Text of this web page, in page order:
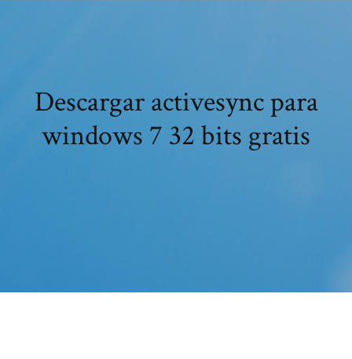
Descargar activesync para
windows 7 32 bits gratis